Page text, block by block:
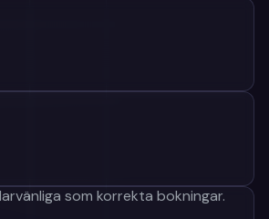
Teamet
som korrekta bokningar.